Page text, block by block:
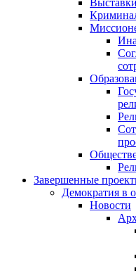
Завершенные
Демократия в
Новости